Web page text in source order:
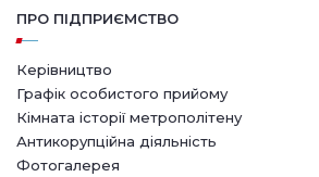
ПРО ПІДПРИЄМСТВО
Керівництво
Графік особистого прийому
Кімната історії метрополітену
Антикорупційна діяльність
Фотогалерея